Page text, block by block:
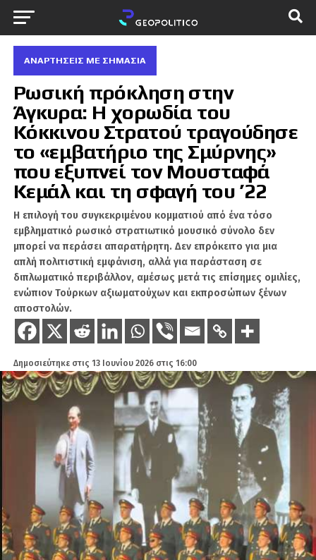
ΑΝΑΡΤΗΣΕΙΣ ΜΕ ΣΗΜΑΣΙΑ
Ρωσική πρόκληση στην
Άγκυρα: Η χορωδία του
Κόκκινου Στρατού τραγούδησε
το «εμβατήριο της Σμύρνης»
που εξυπνεί τον Μουσταφά
Κεμάλ και τη σφαγή του ’22
Η επιλογή του συγκεκριμένου κομματιού από ένα τόσο
εμβληματικό ρωσικό στρατιωτικό μουσικό σύνολο δεν
μπορεί να περάσει απαρατήρητη. Δεν επρόκειτο για μια
απλή πολιτιστική εμφάνιση, αλλά για παράσταση σε
διπλωματικό περιβάλλον, αμέσως μετά τις επίσημες ομιλίες,
ενώπιον Τούρκων αξιωματούχων και εκπροσώπων ξένων
αποστολών.
Δημοσιεύτηκε στις 13 Ιουνίου 2026 στις 16:00